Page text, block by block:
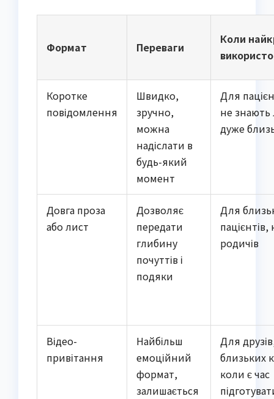
Формат Переваги
Коли
Коротке
повідомлення
Швидко,
зручно,
можна
надіслати в
будь-який
момент
Для
не знають
дуже
Довга проза
або лист
Дозволяє
передати
глибину
почуттів і
подяки
Для
пацієнтів,
родичів
Відео-
привітання
Найбільш
емоційний
формат,
залишається
Для
близьких
коли є час